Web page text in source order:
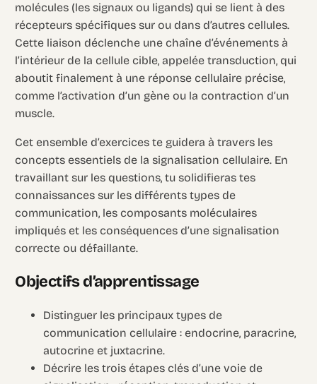
molécules (les signaux ou ligands) qui se lient à des
récepteurs spécifiques sur ou dans d’autres cellules.
Cette liaison déclenche une chaîne d’événements à
l’intérieur de la cellule cible, appelée transduction, qui
aboutit finalement à une réponse cellulaire précise,
comme l’activation d’un gène ou la contraction d’un
muscle.
Cet ensemble d’exercices te guidera à travers les
concepts essentiels de la signalisation cellulaire. En
travaillant sur les questions, tu solidifieras tes
connaissances sur les différents types de
communication, les composants moléculaires
impliqués et les conséquences d’une signalisation
correcte ou défaillante.
Objectifs d’apprentissage
Distinguer les principaux types de
communication cellulaire : endocrine, paracrine,
autocrine et juxtacrine.
Décrire les trois étapes clés d’une voie de